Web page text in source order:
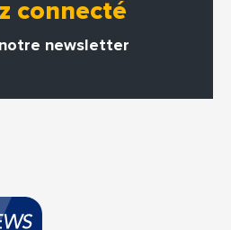
connecté
notre newsletter